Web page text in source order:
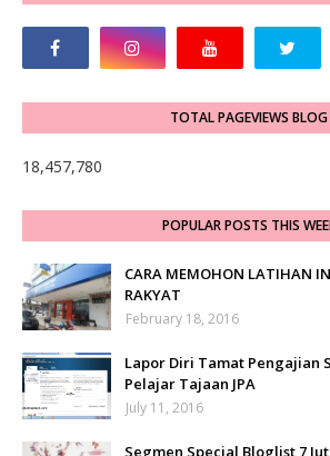
TOTAL PAGEVIEWS BLOG
18,457,780
POPULAR POSTS THIS
CARA MEMOHON LATIHAN
RAKYAT
February 18, 2016
Lapor Diri Tamat Pengajian
Pelajar Tajaan JPA
July 11, 2016